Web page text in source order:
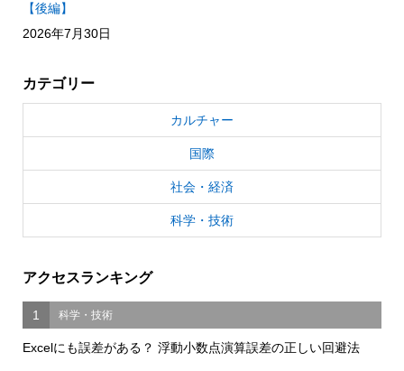
【後編】
2026年7月30日
カテゴリー
カルチャー
国際
社会・経済
科学・技術
アクセスランキング
1 科学・技術
Excelにも誤差がある？ 浮動小数点演算誤差の正しい回避法